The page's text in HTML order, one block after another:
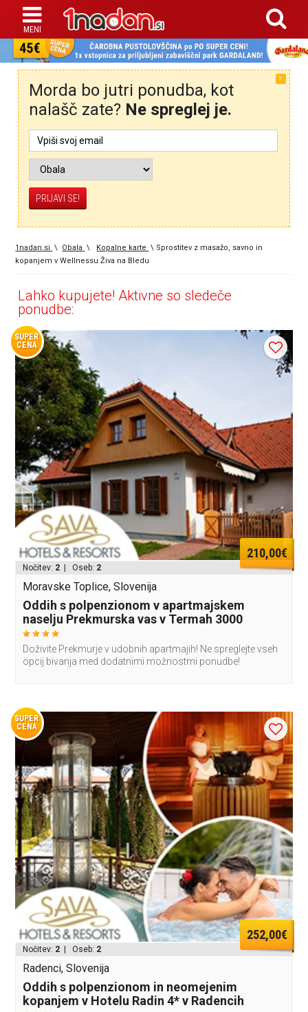
X
Morda bo jutri ponudba, kot
nalašč zate? Ne spreglej je.
1nadan.si \ Obala \ Kopalne karte \ Sprostitev z masažo, savno in
kopanjem v Wellnessu Živa na Bledu
Lahko kupujete! Aktivne so sledeče
ponudbe:
SUPER
CENA
210,00€
Nočitev: 2 | Oseb: 2
Moravske Toplice, Slovenija
Oddih s polpenzionom v apartmajskem
naselju Prekmurska vas v Termah 3000
Doživite Prekmurje v udobnih apartmajih! Ne spreglejte vseh
öpcij bivanja med dodatnimi možnostmi ponudbe!
SUPER
CENA
252,00€
Nočitev: 2 | Oseb: 2
Radenci, Slovenija
Oddih s polpenzionom in neomejenim
kopanjem v Hotelu Radin 4* v Radencih